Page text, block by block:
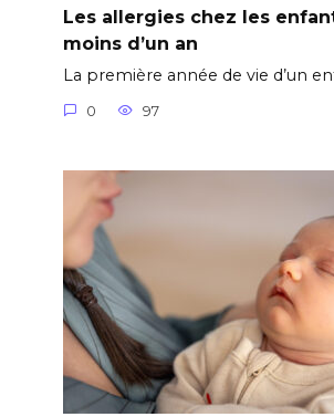
Les allergies chez les
moins d’un an
La première année de vie d’un
0 97